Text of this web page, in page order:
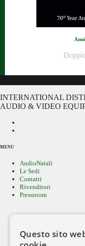
INTERNATIONAL
AUDIO & VIDEO
MENU
AudioNatali
Le Sedi
Contatti
Rivenditori
Pressroom
Ricerca avanzata
Area download
Questo sito